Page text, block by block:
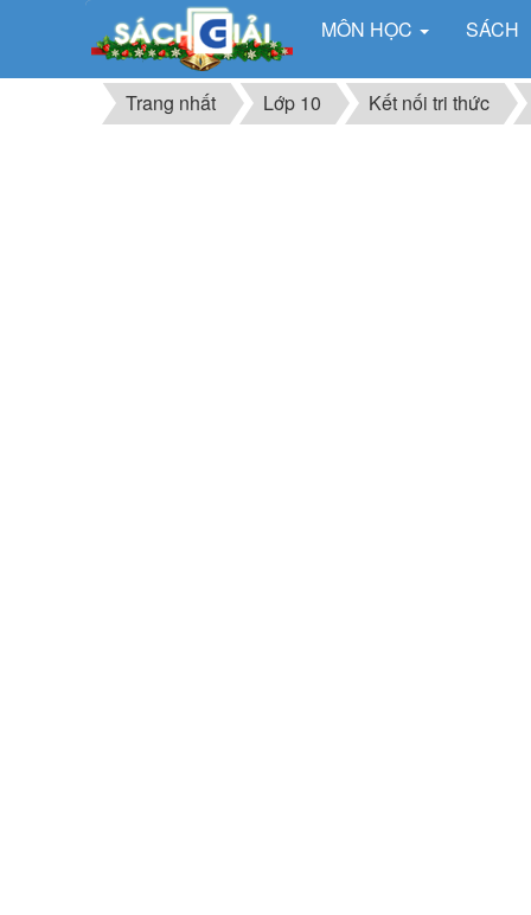
MÔN HỌC SÁCH
Trang nhất Lớp 10 Kết nối tri thức